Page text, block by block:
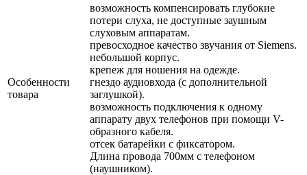
Особенности
товара
возможность компенсировать глубокие
потери слуха, не доступные заушным
слуховым аппаратам.
превосходное качество звучания от Siemens.
небольшой корпус.
крепеж для ношения на одежде.
гнездо аудиовхода (с дополнительной
заглушкой).
возможность подключения к одному
аппарату двух телефонов при помощи V-
образного кабеля.
отсек батарейки с фиксатором.
Длина провода 700мм с телефоном
(наушником).